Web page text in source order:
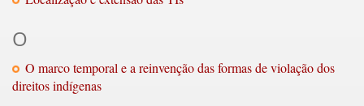
O
O marco temporal e a reinvenção das formas de violação dos
direitos indígenas